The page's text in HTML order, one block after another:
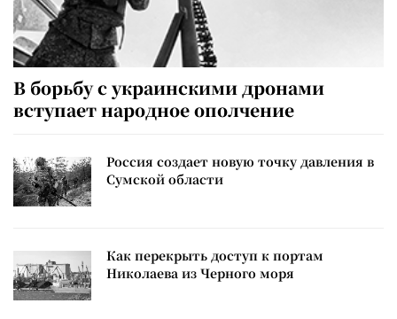
В борьбу с украинскими дронами
вступает народное ополчение
Россия создает новую точку давления в
Сумской области
Как перекрыть доступ к портам
Николаева из Черного моря